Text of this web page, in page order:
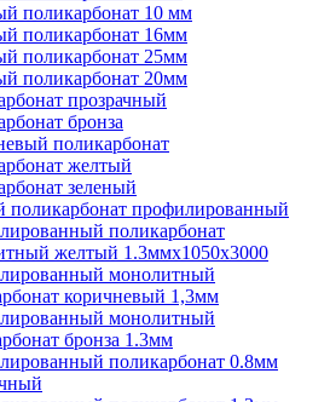
поликарбонат 10 мм
поликарбонат 16мм
поликарбонат 25мм
поликарбонат 20мм
прозрачный
бронза
поликарбонат
желтый
зеленый
профилированный
поликарбонат
желтый 1.3ммх1050х3000
монолитный
коричневый 1,3мм
монолитный
бронза 1.3мм
поликарбонат 0.8мм